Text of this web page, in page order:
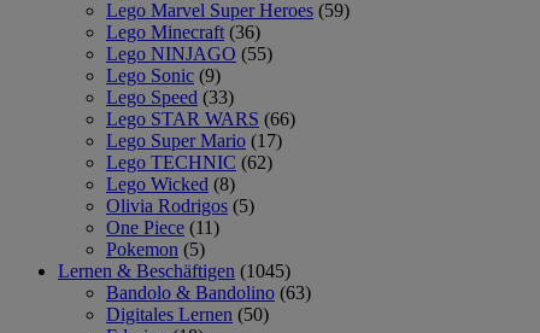
Lego Marvel Super Heroes (59)
Lego Minecraft (36)
Lego NINJAGO (55)
Lego Sonic (9)
Lego Speed (33)
Lego STAR WARS (66)
Lego Super Mario (17)
Lego TECHNIC (62)
Lego Wicked (8)
Olivia Rodrigos (5)
One Piece (11)
Pokemon (5)
Lernen & Beschäftigen (1045)
Bandolo & Bandolino (63)
Digitales Lernen (50)